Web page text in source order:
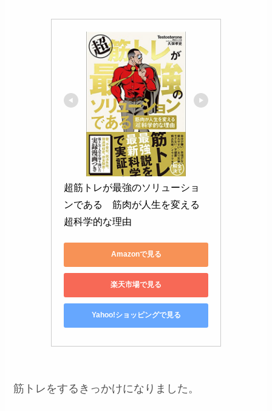
超筋トレが最強のソリューショ
ンである　筋肉が人生を変える
超科学的な理由
Amazonで見る
楽天市場で見る
Yahoo!ショッピングで見る
筋トレをするきっかけになりました。